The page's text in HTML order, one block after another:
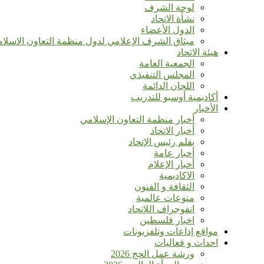
لوحة الشرف
نشأة الاتحاد
الدول الأعضاء
ميثاق الشرف الإعلامي لدول منظمة التعاون
هيئة الاتحاد
الجمعية العامة
المجلس التنفيذي
اللجان الدائمة
أكاديمية أوسبو للتدريب
الأخبار
أخبار منظمة التعاون الإسلامي
أخبار الاتحاد
بقلم رئيس الإتحاد
أخبار عامة
أخبار الإعلام
الاكاديمية
الثقافة و الفنون
منوعات عالمية
انفوجراف اللإتحاد
اخبار فلسطين
مواقع إذاعات وتلفزيونات
احداث و فعاليات
ورشة عمل الحج 2026